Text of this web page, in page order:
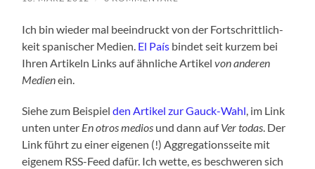
Ich bin wie­der mal beein­druckt von der Fort­schritt­lich­
keit spa­ni­scher Medi­en. El País bin­det seit kur­zem bei
Ihren Arti­keln Links auf ähn­li­che Arti­kelvon ande­ren
Medi­enein.
Sie­he zum Bei­spielden Arti­kel zur Gauck-Wahl, im Link
unten unter En otros medi­os und dann aufVer todas. Der
Link führt zu einer eige­nen (!) Aggre­ga­ti­ons­sei­te mit
eige­nem RSS-Feed dafür. Ich wet­te, es beschwe­ren sich